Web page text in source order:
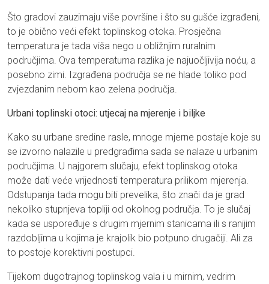
Što gradovi zauzimaju više površine i što su gušće izgrađeni,
to je obično veći efekt toplinskog otoka. Prosječna
temperatura je tada viša nego u obližnjim ruralnim
područjima. Ova temperaturna razlika je najuočljivija noću, a
posebno zimi. Izgrađena područja se ne hlade toliko pod
zvjezdanim nebom kao zelena područja.
Urbani toplinski otoci: utjecaj na mjerenje i biljke
Kako su urbane sredine rasle, mnoge mjerne postaje koje su
se izvorno nalazile u predgrađima sada se nalaze u urbanim
područjima. U najgorem slučaju, efekt toplinskog otoka
može dati veće vrijednosti temperatura prilikom mjerenja.
Odstupanja tada mogu biti prevelika, što znači da je grad
nekoliko stupnjeva topliji od okolnog područja. To je slučaj
kada se uspoređuje s drugim mjernim stanicama ili s ranijim
razdobljima u kojima je krajolik bio potpuno drugačiji. Ali za
to postoje korektivni postupci.
Tijekom dugotrajnog toplinskog vala i u mirnim, vedrim